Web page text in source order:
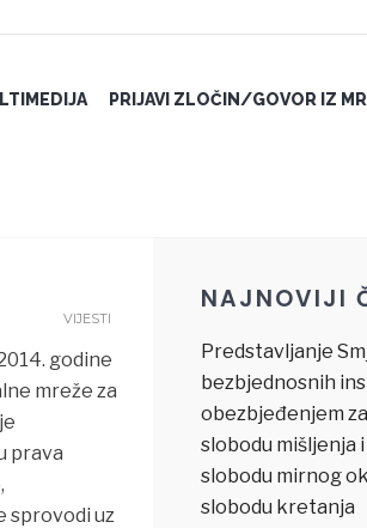
PRIJAVI ZLOČIN/GOVOR IZ
VIJESTI
godine
mreže za
prava
sprovodi uz
NAJNOVIJI
Predstavljanje
bezbjednosnih
obezbjeđenjem
slobodu mišljenja
slobodu mirnog
slobodu kretanja